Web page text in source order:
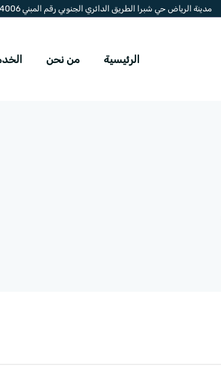
مدينة الرياض حي شبرا الطريق الدائري الجنوبي رقم المبني 4006
الرئيسية من نحن